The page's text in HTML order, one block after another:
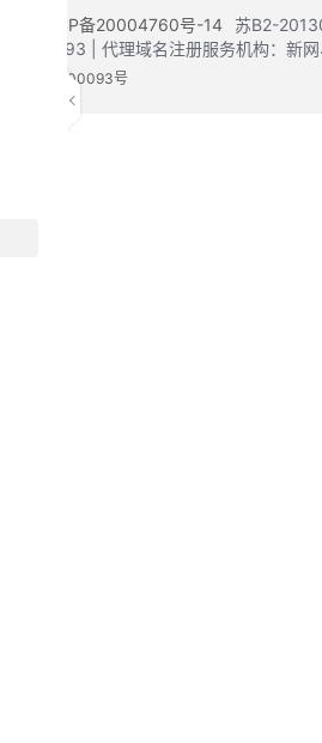
黔ICP备20004760号-14 苏B2-
20200593 | 代理域名注册服务机构：新
号